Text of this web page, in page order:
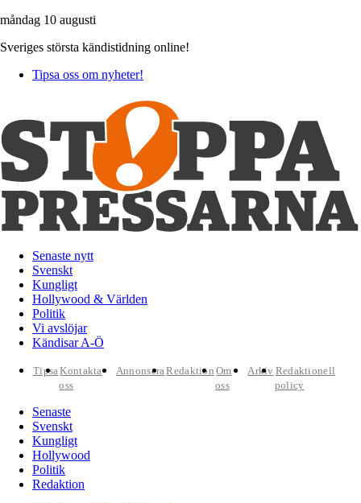
måndag 10 augusti
Sveriges största kändistidning online!
Tipsa oss om nyheter!
Senaste nytt
Svenskt
Kungligt
Hollywood & Världen
Politik
Vi avslöjar
Kändisar A-Ö
TipsaKontakta
oss
AnnonseraRedaktion Om
oss
Arkiv Redaktionell
policy
Senaste
Svenskt
Kungligt
Hollywood
Politik
Redaktion